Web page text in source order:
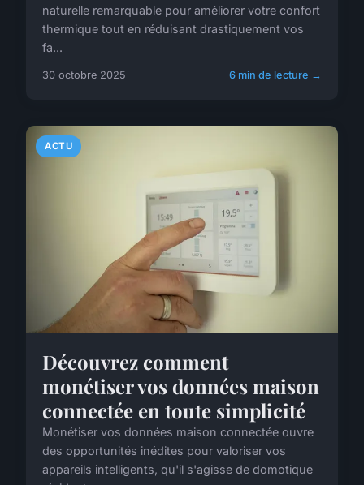
naturelle remarquable pour améliorer votre confort
thermique tout en réduisant drastiquement vos
fa...
30 octobre 2025 6 min de lecture →
ACTU
Découvrez comment
monétiser vos données maison
connectée en toute simplicité
Monétiser vos données maison connectée ouvre
des opportunités inédites pour valoriser vos
appareils intelligents, qu'il s'agisse de domotique